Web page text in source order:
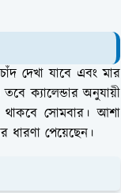
দেখা যাবে এবং মার
ক্যালেন্ডার অনুযায়ী
সোমবার। আশা
ধারণা পেয়েছেন।